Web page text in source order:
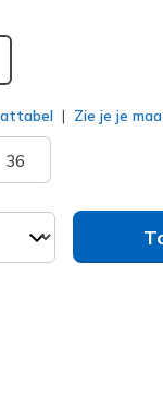
Zie je je
36